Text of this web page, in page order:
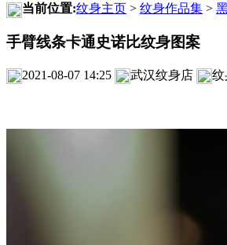
当前位置:纹身主页 > 纹身作品集 >
手臂线条卡通史诺比纹身图案
2021-08-07 14:25 武汉纹身店 纹